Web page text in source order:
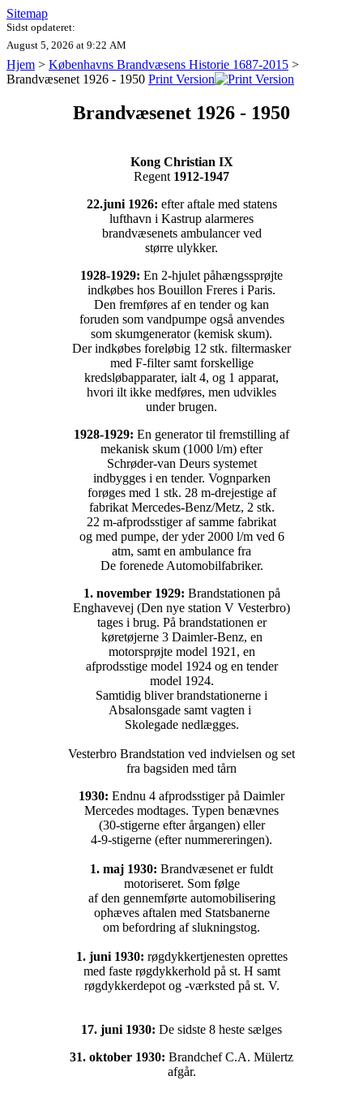
Sitemap
Sidst opdateret:
August 5, 2026 at 9:22 AM
Hjem > Københavns Brandvæsens Historie 1687-2015 >
Brandvæsenet 1926 - 1950 Print Version
Brandvæsenet 1926 - 1950
Kong Christian IX
Regent 1912-1947
22.juni 1926: efter aftale med statens
lufthavn i Kastrup alarmeres
brandvæsenets ambulancer ved
større ulykker.
1928-1929: En 2-hjulet påhængssprøjte
indkøbes hos Bouillon Freres i Paris.
Den fremføres af en tender og kan
foruden som vandpumpe også anvendes
som skumgenerator (kemisk skum).
Der indkøbes foreløbig 12 stk. filtermasker
med F-filter samt forskellige
kredsløbapparater, ialt 4, og 1 apparat,
hvori ilt ikke medføres, men udvikles
under brugen.
1928-1929: En generator til fremstilling af
mekanisk skum (1000 l/m) efter
Schrøder-van Deurs systemet
indbygges i en tender. Vognparken
forøges med 1 stk. 28 m-drejestige af
fabrikat Mercedes-Benz/Metz, 2 stk.
22 m-afprodsstiger af samme fabrikat
og med pumpe, der yder 2000 l/m ved 6
atm, samt en ambulance fra
De forenede Automobilfabriker.
1. november 1929: Brandstationen på
Enghavevej (Den nye station V Vesterbro)
tages i brug. På brandstationen er
køretøjerne 3 Daimler-Benz, en
motorsprøjte model 1921, en
afprodsstige model 1924 og en tender
model 1924.
Samtidig bliver brandstationerne i
Absalonsgade samt vagten i
Skolegade nedlægges.
Vesterbro Brandstation ved indvielsen og set
fra bagsiden med tårn
1930: Endnu 4 afprodsstiger på Daimler
Mercedes modtages. Typen benævnes
(30-stigerne efter årgangen) eller
4-9-stigerne (efter nummereringen).
1. maj 1930: Brandvæsenet er fuldt
motoriseret. Som følge
af den gennemførte automobilisering
ophæves aftalen med Statsbanerne
om befordring af slukningstog.
1. juni 1930: røgdykkertjenesten oprettes
med faste røgdykkerhold på st. H samt
røgdykkerdepot og -værksted på st. V.
17. juni 1930: De sidste 8 heste sælges
31. oktober 1930: Brandchef C.A. Mülertz
afgår.